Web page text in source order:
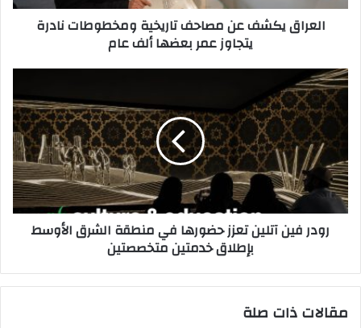
عمر
بعضهاالعراق يكشف عن مصاحف تاريخية ومخطوطات نادرة
يتجاوز عمر بعضها ألف عام
رودر
فين
آتلين
حضورها
في
منطقة
الشرق
الأوسط
بإطلاقرودر فين آتلين تعزز حضورها في منطقة الشرق الأوسط
بإطلاق خدمتين متخصصتين
مقالات ذات صلة